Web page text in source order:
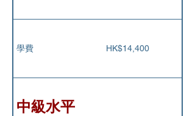
學費 HK$14,400
中級水平